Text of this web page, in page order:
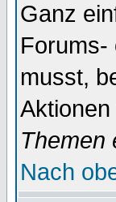
Ganz
Forums-
musst,
Themen
Nach